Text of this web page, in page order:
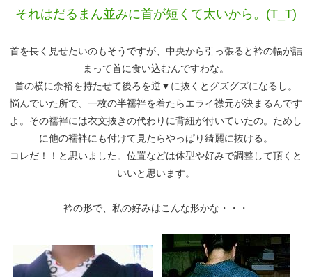
それはだるまん並みに首が短くて太いから。(T_T)
首を長く見せたいのもそうですが、中央から引っ張ると衿の幅が詰
まって首に食い込むんですわな。
首の横に余裕を持たせて後ろを逆▼に抜くとグズグズになるし。
悩んでいた所で、一枚の半襦袢を着たらエライ襟元が決まるんです
よ。その襦袢には衣文抜きの代わりに背紐が付いていたの。ためし
に他の襦袢にも付けて見たらやっぱり綺麗に抜ける。
コレだ！！と思いました。位置などは体型や好みで調整して頂くと
いいと思います。
衿の形で、私の好みはこんな形かな・・・